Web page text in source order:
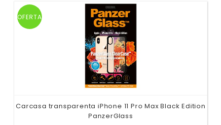
OFERTA
Carcasa transparenta iPhone 11 Pro Max Black Edition
PanzerGlass